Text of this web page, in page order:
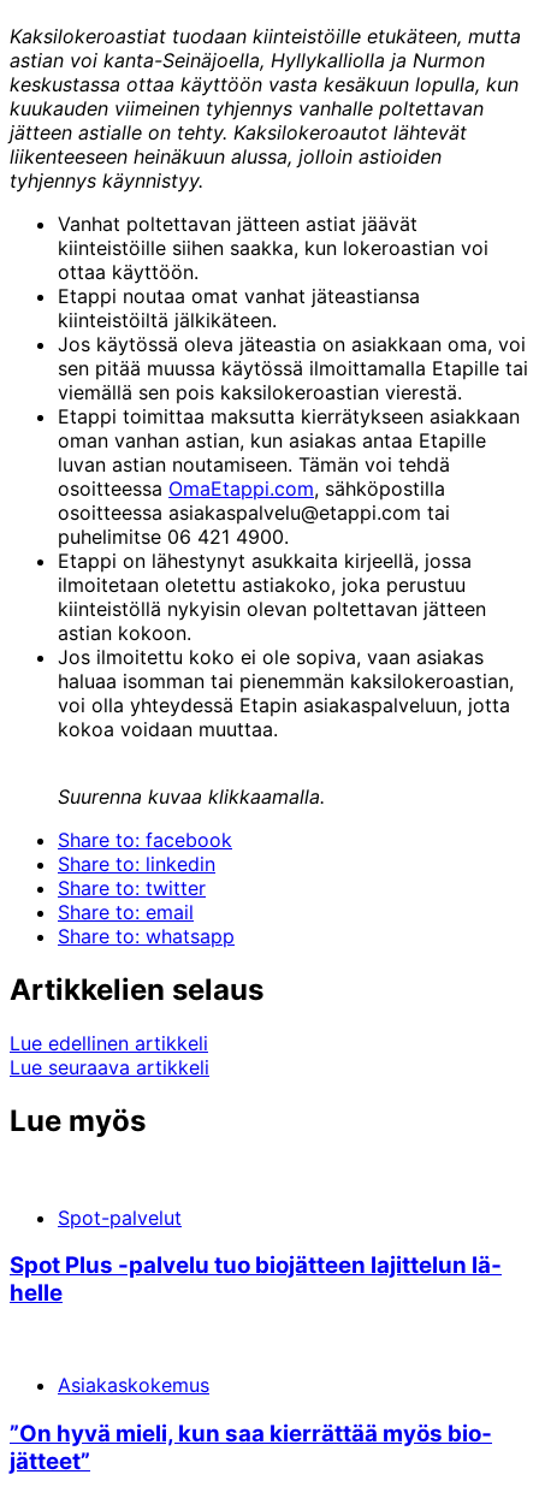
Kaksilokeroastiat tuodaan kiinteistöille etukäteen, mutta
astian voi kanta-Seinäjoella, Hyllykalliolla ja Nurmon
keskustassa ottaa käyttöön vasta kesäkuun lopulla, kun
kuukauden viimeinen tyhjennys vanhalle poltettavan
jätteen astialle on tehty. Kaksilokeroautot lähtevät
liikenteeseen heinäkuun alussa, jolloin astioiden
tyhjennys käynnistyy.
Vanhat poltettavan jätteen astiat jäävät
kiinteistöille siihen saakka, kun lokeroastian voi
ottaa käyttöön.
Etappi noutaa omat vanhat jäteastiansa
kiinteistöiltä jälkikäteen.
Jos käytössä oleva jäteastia on asiakkaan oma, voi
sen pitää muussa käytössä ilmoittamalla Etapille tai
viemällä sen pois kaksilokeroastian vierestä.
Etappi toimittaa maksutta kierrätykseen asiakkaan
oman vanhan astian, kun asiakas antaa Etapille
luvan astian noutamiseen. Tämän voi tehdä
osoitteessa OmaEtappi.com, sähköpostilla
osoitteessa asiakaspalvelu@etappi.com tai
puhelimitse 06 421 4900.
Etappi on lähestynyt asukkaita kirjeellä, jossa
ilmoitetaan oletettu astiakoko, joka perustuu
kiinteistöllä nykyisin olevan poltettavan jätteen
astian kokoon.
Jos ilmoitettu koko ei ole sopiva, vaan asiakas
haluaa isomman tai pienemmän kaksilokeroastian,
voi olla yhteydessä Etapin asiakaspalveluun, jotta
kokoa voidaan muuttaa.
Suurenna kuvaa klikkaamalla.
Share to: facebook
Share to: linkedin
Share to: twitter
Share to: email
Share to: whatsapp
Artikkelien selaus
Lue edellinen artikkeli
Lue seuraava artikkeli
Lue myös
Spot-palvelut
Spot Plus -pal­ve­lu tuo bio­jät­teen la­jit­te­lun lä­
hel­le
Asiakaskokemus
”On hyvä mieli, kun saa kierrättää myös bio­
jätteet”